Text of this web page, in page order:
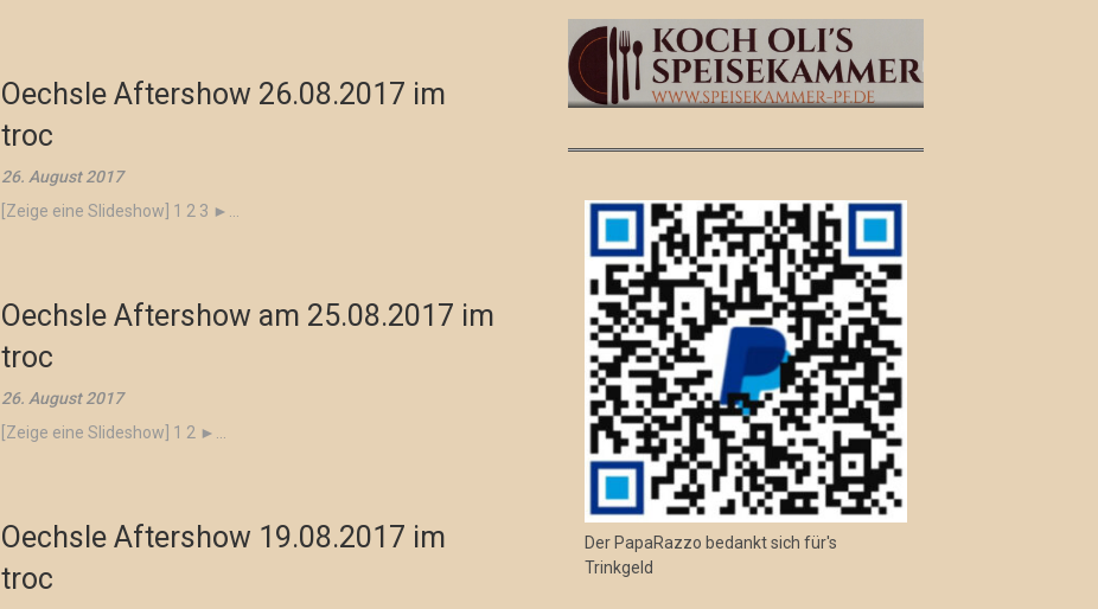
Oechsle Aftershow 26.08.2017 im
troc
26. August 2017
[Zeige eine Slideshow] 1 2 3 ►...
Oechsle Aftershow am 25.08.2017 im
troc
26. August 2017
[Zeige eine Slideshow] 1 2 ►...
Oechsle Aftershow 19.08.2017 im
troc
Der PapaRazzo bedankt sich für's
Trinkgeld